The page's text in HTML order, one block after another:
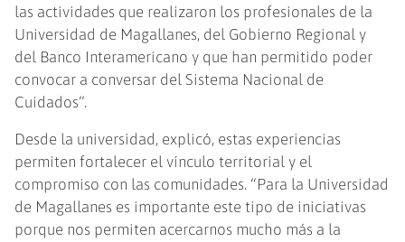
las actividades que realizaron los profesionales de la
Universidad de Magallanes, del Gobierno Regional y
del Banco Interamericano y que han permitido poder
convocar a conversar del Sistema Nacional de
Cuidados”.
Desde la universidad, explicó, estas experiencias
permiten fortalecer el vínculo territorial y el
compromiso con las comunidades. “Para la Universidad
de Magallanes es importante este tipo de iniciativas
porque nos permiten acercarnos mucho más a la